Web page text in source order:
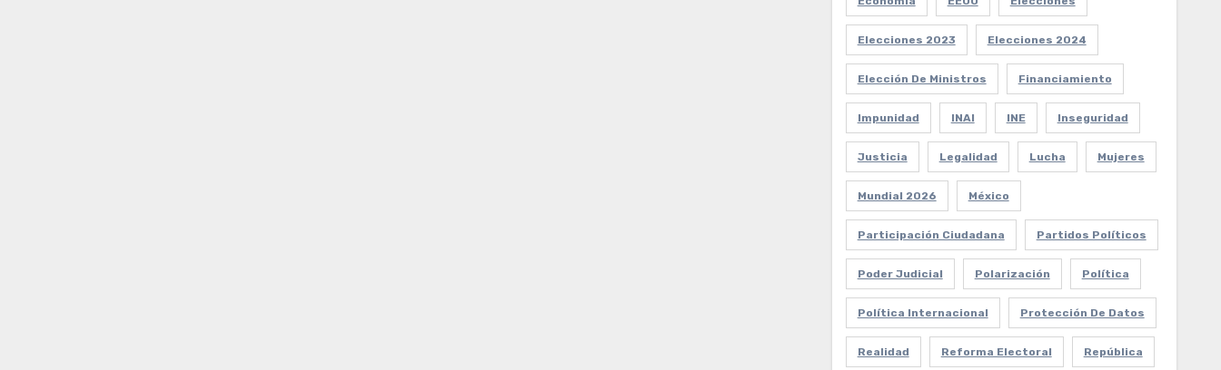
Elecciones 2023 Elecciones 2024
Elección De Ministros Financiamiento
Impunidad INAI INE Inseguridad
Justicia Legalidad Lucha Mujeres
Mundial 2026 México
Participación Ciudadana Partidos Políticos
Poder Judicial Polarización Política
Política Internacional Protección De Datos
Realidad Reforma Electoral República